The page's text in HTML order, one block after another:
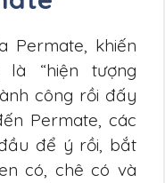
Permate, khiến
“hiện tượng
công rồi đấy
Permate, các
để ý rồi, bắt
có, chê có và